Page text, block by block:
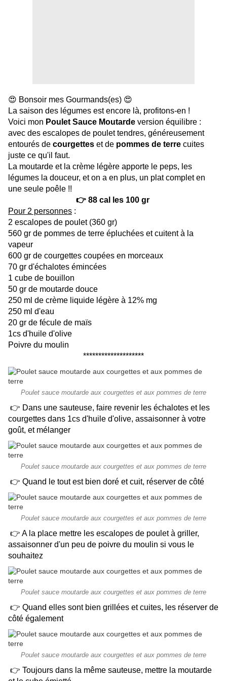
😍 Bonsoir mes Gourmands(es) 😍
La saison des légumes est encore là, profitons-en !
Voici mon Poulet Sauce Moutarde version équilibre :
avec des escalopes de poulet tendres, généreusement
entourés de courgettes et de pommes de terre cuites
juste ce qu'il faut.
La moutarde et la crème légère apporte le peps, les
légumes la douceur, et on a en plus, un plat complet en
une seule poêle !!
👉 88 cal les 100 gr
Pour 2 personnes :
2 escalopes de poulet (360 gr)
560 gr de pommes de terre épluchées et cuitent à la
vapeur
600 gr de courgettes coupées en morceaux
70 gr d'échalotes émincées
1 cube de bouillon
50 gr de moutarde douce
250 ml de crème liquide légère à 12% mg
250 ml d'eau
20 gr de fécule de maïs
1cs d'huile d'olive
Poivre du moulin
********************
Poulet sauce moutarde aux courgettes et aux pommes de terre
👉 Dans une sauteuse, faire revenir les échalotes et les
courgettes dans 1cs d'huile d'olive, assaisonner à votre
goût, et mélanger
Poulet sauce moutarde aux courgettes et aux pommes de terre
👉 Quand le tout est bien doré et cuit, réserver de côté
Poulet sauce moutarde aux courgettes et aux pommes de terre
👉 A la place mettre les escalopes de poulet à griller,
assaisonner d'un peu de poivre du moulin si vous le
souhaitez
Poulet sauce moutarde aux courgettes et aux pommes de terre
👉 Quand elles sont bien grillées et cuites, les réserver de
côté également
Poulet sauce moutarde aux courgettes et aux pommes de terre
👉 Toujours dans la même sauteuse, mettre la moutarde